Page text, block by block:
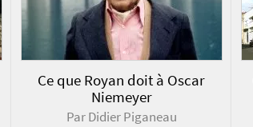
Ce que Royan doit à Oscar
Niemeyer
Par Didier Piganeau